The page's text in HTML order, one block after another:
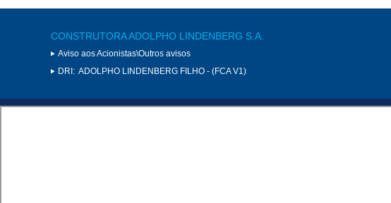
CONSTRUTORA ADOLPHO LINDENBERG S.A.
Aviso aos Acionistas\Outros avisos
DRI: ADOLPHO LINDENBERG FILHO - (FCA V1)